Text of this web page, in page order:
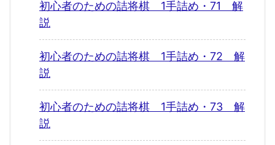
初心者のための詰将棋 1手詰め・71 解
説
初心者のための詰将棋 1手詰め・72 解
説
初心者のための詰将棋 1手詰め・73 解
説